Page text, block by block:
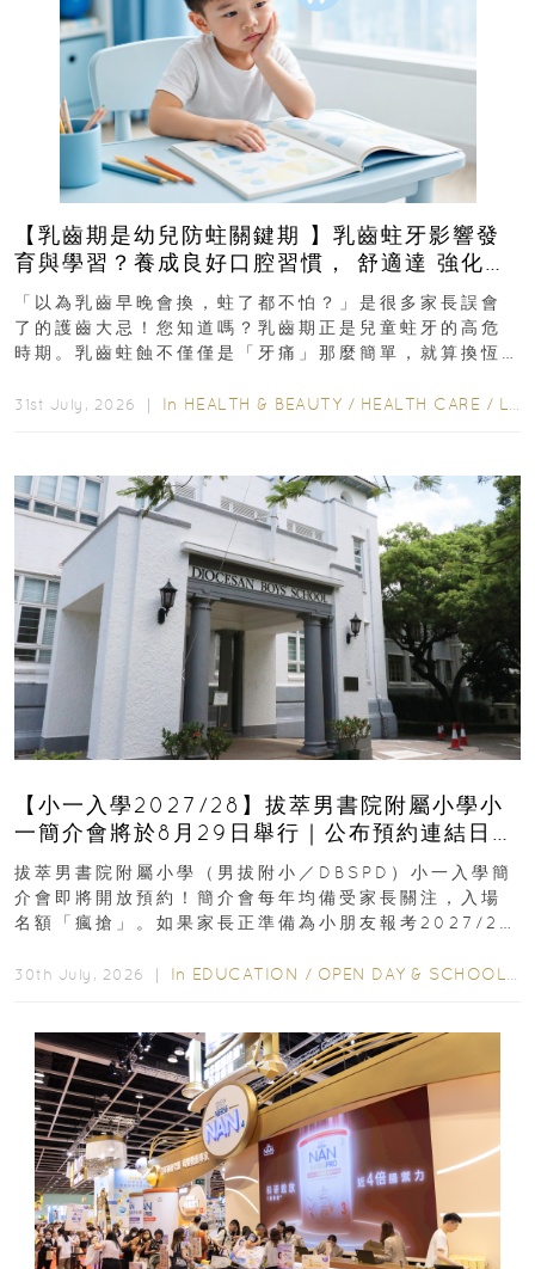
【乳齒期是幼兒防蛀關鍵期 】乳齒蛀牙影響發
育與學習？養成良好口腔習慣， 舒適達 強化琺
瑯質 兒童牙膏防護指南
「以為乳齒早晚會換，蛀了都不怕？」是很多家長誤會
了的護齒大忌！您知道嗎？乳齒期正是兒童蛀牙的高危
時期。乳齒蛀蝕不僅僅是「牙痛」那麼簡單，就算換恆
31st July, 2026 ｜ In HEALTH & BEAUTY / HEALTH CARE / LIFESTYLE
【小一入學2027/28】拔萃男書院附屬小學小
一簡介會將於8月29日舉行｜公布預約連結日期
｜更設有網上重溫
拔萃男書院附屬小學（男拔附小／DBSPD）小一入學簡
介會即將開放預約！簡介會每年均備受家長關注，入場
名額「瘋搶」。如果家長正準備為小朋友報考2027/28
30th July, 2026 ｜ In EDUCATION / OPEN DAY & SCHOOL EVENTS